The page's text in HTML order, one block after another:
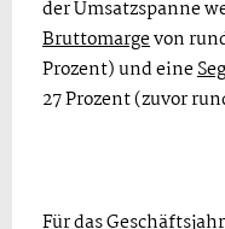
der Umsatzspanne
Bruttomargevon
Prozent) und eine
27 Prozent (zuvor
Für das